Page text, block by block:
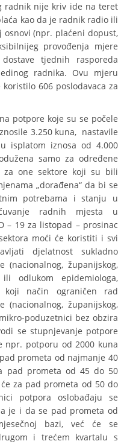
radnik nije kriv ide na teret
kao da je radnik radio ili
(npr. plaćeni dopust,
provođenja mjere
tjednih rasporeda
radnika. Ovu mjeru
606 poslodavaca za
potpore koje su se počele
3.250 kuna, nastavile
isplatom iznosa od 4.000
samo za određene
za one sektore koji su bili
„dorađena“ da bi se
potrebama i stanju u
radnih mjesta u
– 19 za listopad – prosinac
moći će koristiti i svi
djelatnost sukladno
(nacionalnog, županijskog,
odlukom epidemiologa,
način ograničen rad
(nacionalnog, županijskog,
poduzetnici bez obzira
se stupnjevanje potpore
npr. potporu od 2000 kuna
prometa od najmanje 40
pad prometa od 45 do 50
za pad prometa od 50 do
potpora oslobađaju se
je i da se pad prometa od
bazi, već će se
i trećem kvartalu s